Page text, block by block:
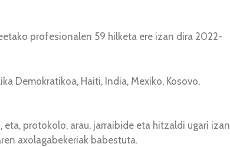
profesionalen 59 hilketa ere izan dira 2022-
Demokratikoa, Haiti, India, Mexiko, Kosovo,
protokolo, arau, jarraibide eta hitzaldi ugari izan
axolagabekeriak babestuta.